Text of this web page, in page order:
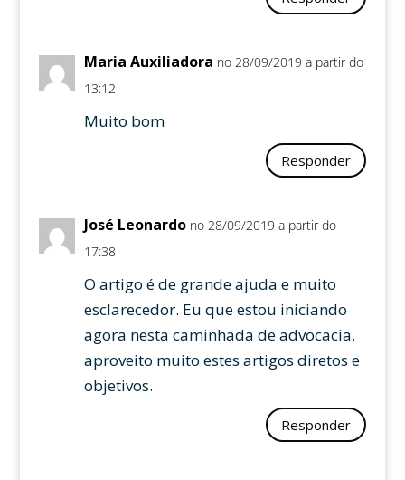
Maria Auxiliadora no 28/09/2019 a partir do
13:12
Muito bom
Responder
José Leonardo no 28/09/2019 a partir do
17:38
O artigo é de grande ajuda e muito
esclarecedor. Eu que estou iniciando
agora nesta caminhada de advocacia,
aproveito muito estes artigos diretos e
objetivos.
Responder